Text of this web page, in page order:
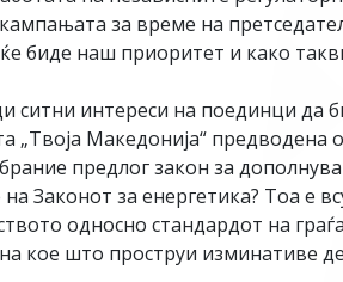
за време на
биде наш приоритет и како
ситни интереси на поединци да
„Твоја Македонија“
предлог закон за
Законот за енергетика? Тоа е
односно стандардот на
кое што проструи изминативе